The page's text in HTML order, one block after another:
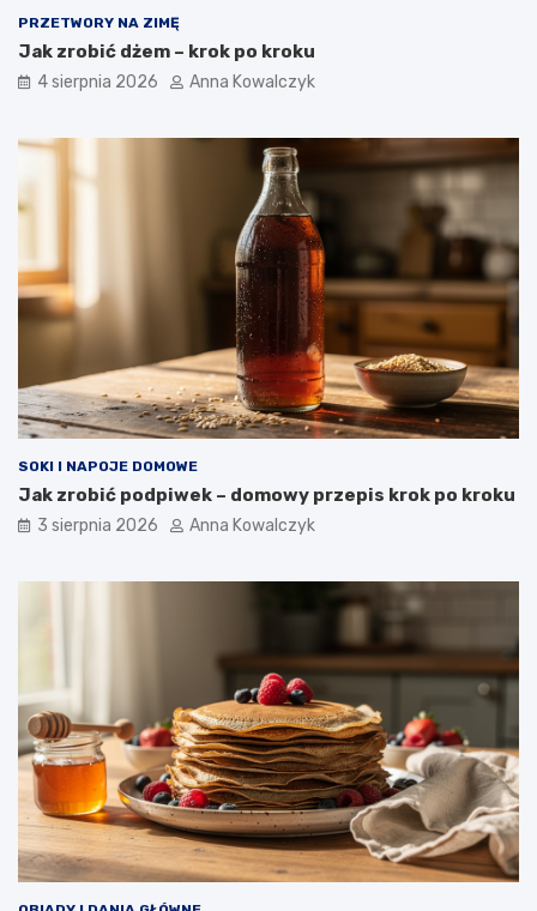
PRZETWORY NA ZIMĘ
Jak zrobić dżem – krok po kroku
4 sierpnia 2026 Anna Kowalczyk
SOKI I NAPOJE DOMOWE
Jak zrobić podpiwek – domowy przepis krok po kroku
3 sierpnia 2026 Anna Kowalczyk